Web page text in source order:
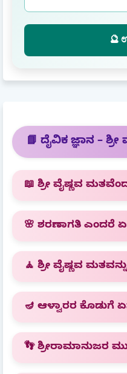
🔮
📘 ದೈವಿಕ ಜ್ಞಾನ –
📖 ಶ್ರೀ ವೈಷ್ಣವ
🌸 ಶರಣಾಗತಿ ಎಂದರೆ
🧘 ಶ್ರೀ ವೈಷ್ಣವ
🪔 ಆಳ್ವಾರರ ಕೊಡುಗೆ
👣 ಶ್ರೀರಾಮಾನುಜರ